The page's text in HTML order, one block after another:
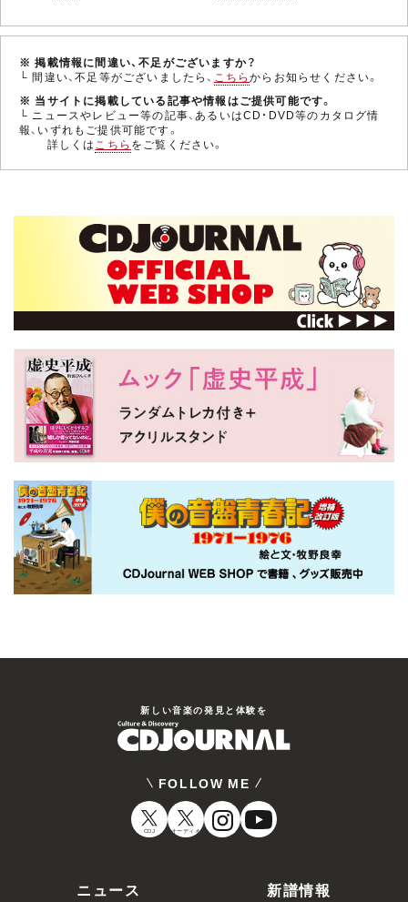
※ 掲載情報に間違い、不足がございますか？
└ 間違い、不足等がございましたら、 こちらからお知らせください。
※ 当サイトに掲載している記事や情報はご提供可能です。
└ ニュースやレビュー等の記事、あるいはCD・DVD等のカタログ情
報、いずれもご提供可能です。
詳しくはこちら をご覧ください。
新しい⾳楽の発⾒と体験を
FOLLOW ME
CDJ オーディオ
ニュース
新譜情報